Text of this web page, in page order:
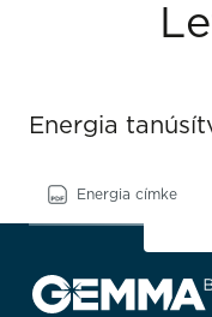
Energia
Energia címke